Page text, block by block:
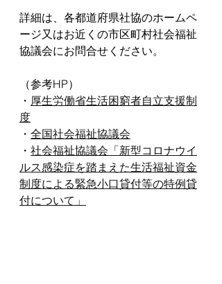
詳細は、各都道府県社協のホームペ
ージ又はお近くの市区町村社会福祉
協議会にお問合せください。
（参考HP）
・ 厚生労働省生活困窮者自立支援制
度
・ 全国社会福祉協議会
・ 社会福祉協議会「新型コロナウイ
ルス感染症を踏まえた生活福祉資金
制度による緊急小口貸付等の特例貸
付について」